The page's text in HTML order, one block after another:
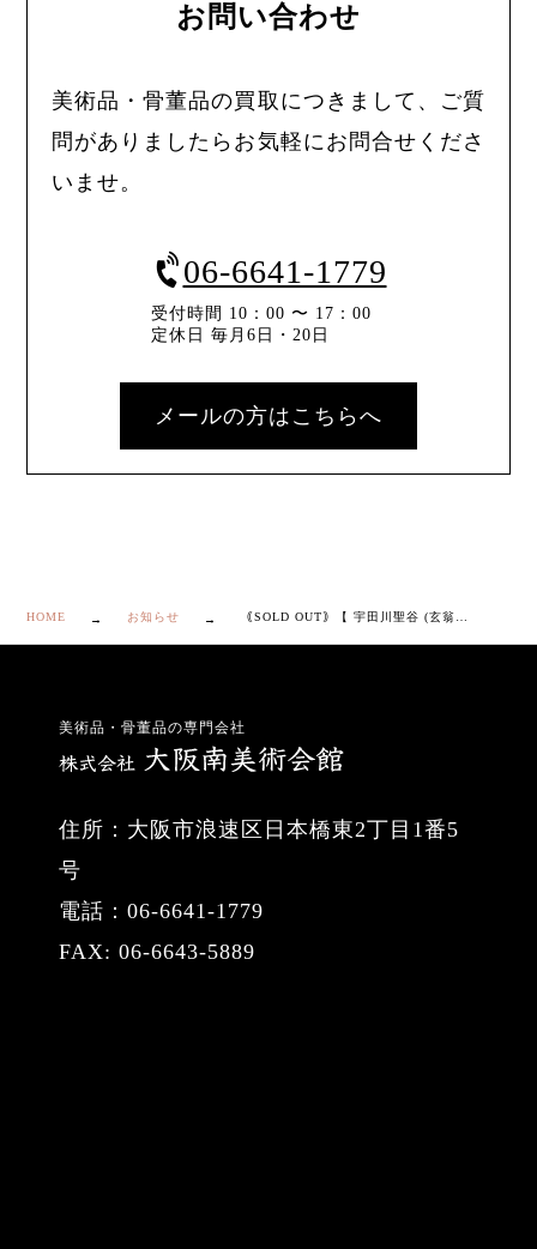
お問い合わせ
美術品・骨董品の買取につきまして、ご質
問がありましたらお気軽にお問合せくださ
いませ。
06-6641-1779
受付時間 10：00 〜 17：00
定休日 毎月6日・20日
メールの方はこちらへ
HOME お知らせ
美術品・骨董品の専門会社
住所：大阪市浪速区日本橋東2丁目1番5
号
電話：06-6641-1779
FAX: 06-6643-5889